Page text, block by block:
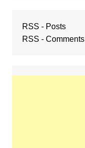
RSS - Posts
RSS - Comments